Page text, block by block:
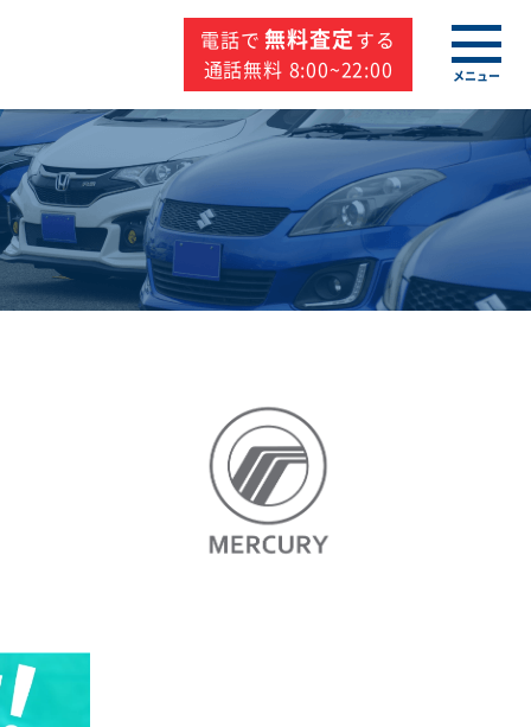
電話で 無料査定する
通話無料 8:00~22:00
メニュー